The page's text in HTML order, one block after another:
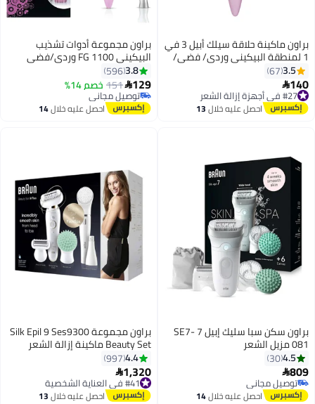
براون ماكينة حلاقة سيلك أبيل 3 في
1 لمنطقة البيكيني وردي/ فضي/
أبيض3.5
67
140#27 في أجهزة إزالة الشعر
توصيل مجاني
#27 في أجهزة إزالة الشعر احصل عليه خلال13
براون مجموعة أدوات تشذيب
البيكيني FG 1100 وردي/فضي
وردي / فضي
3.8
596
129
151 خصم 14%
توصيل مجاني
بتخلّص بسرعة
توصيل مجانياحصل عليه خلال14
براون سكن سبا سليك إبيل 7 SE7-
081 مزيل الشعر
4.5
30
809
توصيل مجاني
توصيل مجانياحصل عليه خلال14
براون مجموعة Silk Epil 9 Ses9300
Beauty Set ماكينة إزالة الشعر
الرطبة والجافة مع 8 إضافات شاملة
سبا الوجه
4.4
997
1,320
#41 في العناية الشخصية
توصيل مجاني
#41 في العناية الشخصية احصل عليه خلال13